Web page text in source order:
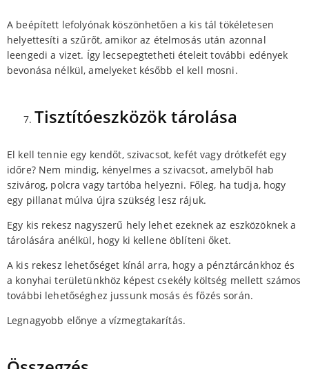
A beépített lefolyónak köszönhetően a kis tál tökéletesen
helyettesíti a szűrőt, amikor az ételmosás után azonnal
leengedi a vizet. Így lecsepegtetheti ételeit további edények
bevonása nélkül, amelyeket később el kell mosni.
Tisztítóeszközök tárolása
El kell tennie egy kendőt, szivacsot, kefét vagy drótkefét egy
időre? Nem mindig, kényelmes a szivacsot, amelyből hab
szivárog, polcra vagy tartóba helyezni. Főleg, ha tudja, hogy
egy pillanat múlva újra szükség lesz rájuk.
Egy kis rekesz nagyszerű hely lehet ezeknek az eszközöknek a
tárolására anélkül, hogy ki kellene öblíteni őket.
A kis rekesz lehetőséget kínál arra, hogy a pénztárcánkhoz és
a konyhai területünkhöz képest csekély költség mellett számos
további lehetőséghez jussunk mosás és főzés során.
Legnagyobb előnye a vízmegtakarítás.